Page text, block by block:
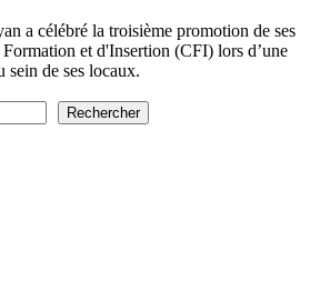
a célébré la troisième promotion de ses
et d'Insertion (CFI) lors d’une
sein de ses locaux.
Rechercher